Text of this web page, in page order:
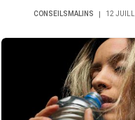
CONSEILSMALINS 12